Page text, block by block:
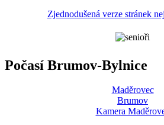
Zjednodušená verze stránek
Počasí Brumov-Bylnice
Maděrovec
Brumov
Kamera